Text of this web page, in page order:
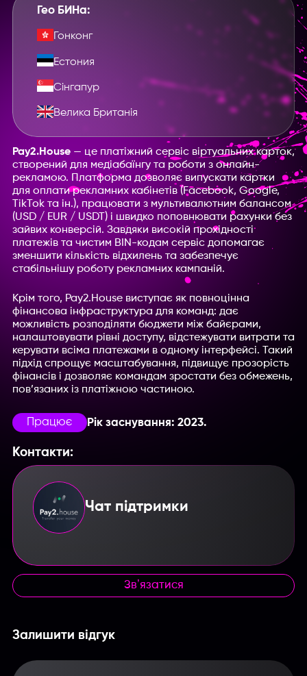
Введите название партнерки,
Гео БИНа:
Гонконг
Естония
Сінгапур
Велика Британія
Pay2.House— це платіжний сервіс віртуальних карток,
створений для медіабаїнгу та роботи з онлайн-
рекламою. Платформа дозволяє випускати картки
для оплати рекламних кабінетів (Facebook, Google,
TikTok та ін.), працювати з мультивалютним балансом
(USD / EUR / USDT) і швидко поповнювати рахунки без
зайвих конверсій. Завдяки високій прохідності
платежів та чистим BIN-кодам сервіс допомагає
зменшити кількість відхилень та забезпечує
стабільнішу роботу рекламних кампаній.
Крім того, Pay2.House виступає як повноцінна
фінансова інфраструктура для команд: дає
можливість розподіляти бюджети між байєрами,
налаштовувати рівні доступу, відстежувати витрати та
керувати всіма платежами в одному інтерфейсі. Такий
підхід спрощує масштабування, підвищує прозорість
фінансів і дозволяє командам зростати без обмежень,
пов’язаних із платіжною частиною.
Працює Рік заснування: 2023.
Контакти:
Чат підтримки
Звʼязатися
Залишити відгук